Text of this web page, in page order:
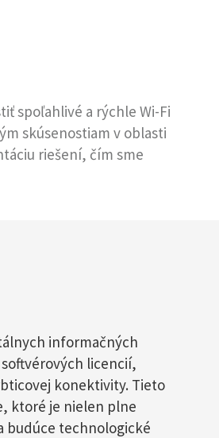
spoľahlivé a rýchle Wi-Fi
skúsenostiam v oblasti
riešení, čím sme
informačných
licencií,
konektivity. Tieto
ktoré je nielen plne
budúce technologické